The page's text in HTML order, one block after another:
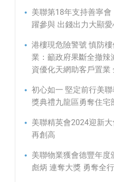
美聯第18年支持善寧
躍參與 出錢出力大顯
港樓現危險警號 慎防
業：籲政府果斷全撤辣
資優化天網助客戶置業
初心如一 堅定前行美
獎典禮九龍區勇奪住宅
美聯精英會2024迎新
再創高
美聯物業獲會德豐年
彪炳 連奪大獎 勇奪全